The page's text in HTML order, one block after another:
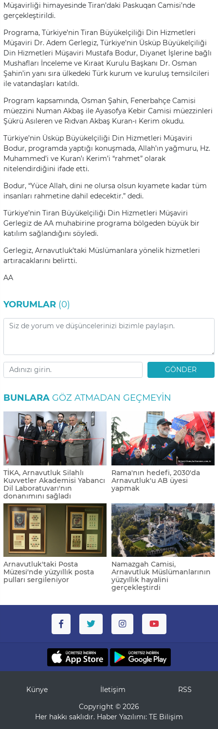
Müşavirliği himayesinde Tiran’daki Paskuqan Camisi’nde
gerçekleştirildi.
Programa, Türkiye’nin Tiran Büyükelçiliği Din Hizmetleri
Müşaviri Dr. Adem Gerlegiz, Türkiye’nin Üsküp Büyükelçiliği
Din Hizmetleri Müşaviri Mustafa Bodur, Diyanet İşlerine bağlı
Mushafları İnceleme ve Kıraat Kurulu Başkanı Dr. Osman
Şahin’in yanı sıra ülkedeki Türk kurum ve kuruluş temsilcileri
ile vatandaşları katıldı.
Program kapsamında, Osman Şahin, Fenerbahçe Camisi
müezzini Numan Akbaş ile Ayasofya Kebir Camisi müezzinleri
Şükrü Asıleren ve Rıdvan Akbaş Kuran-ı Kerim okudu.
Türkiye’nin Üsküp Büyükelçiliği Din Hizmetleri Müşaviri
Bodur, programda yaptığı konuşmada, Allah’ın yağmuru, Hz.
Muhammed’i ve Kuran’ı Kerim’i “rahmet” olarak
nitelendirdiğini ifade etti.
Bodur, “Yüce Allah, dini ne olursa olsun kıyamete kadar tüm
insanları rahmetine dahil edecektir.” dedi.
Türkiye’nin Tiran Büyükelçiliği Din Hizmetleri Müşaviri
Gerlegiz de AA muhabirine programa bölgeden büyük bir
katılım sağlandığını söyledi.
Gerlegiz, Arnavutluk’taki Müslümanlara yönelik hizmetleri
artıracaklarını belirtti.
AA
YORUMLAR (0)
GÖNDER
BUNLARA GÖZ ATMADAN GEÇMEYIN
TİKA, Arnavutluk Silahlı
Kuvvetler Akademisi Yabancı
Dil Laboratuvarı'nın
donanımını sağladı
Rama'nın hedefi, 2030'da
Arnavutluk'u AB üyesi
yapmak
Arnavutluk'taki Posta
Müzesi'nde yüzyıllık posta
pulları sergileniyor
Namazgah Camisi,
Arnavutluk Müslümanlarının
yüzyıllık hayalini
gerçekleştirdi
Künye İletişim
RSS
Copyright © 2026
Her hakkı saklıdır. Haber Yazılımı: TE Bilişim